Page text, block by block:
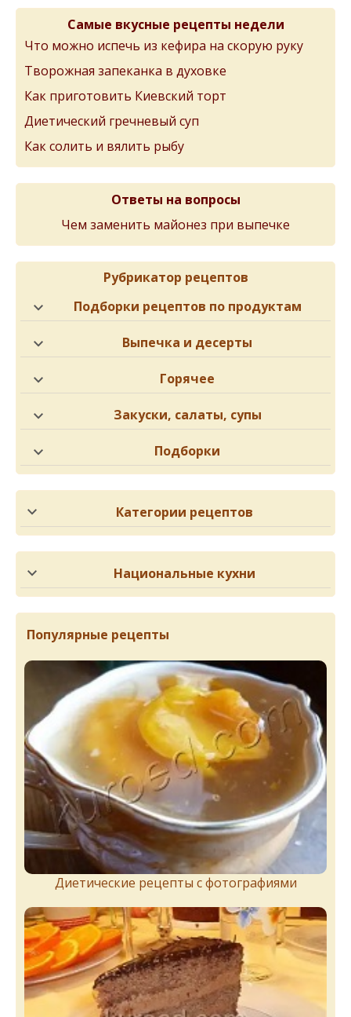
Самые вкусные рецепты недели
Что можно испечь из кефира на скорую руку
Творожная запеканка в духовке
Как приготовить Киевский торт
Диетический гречневый суп
Как солить и вялить рыбу
Ответы на вопросы
Чем заменить майонез при выпечке
Рубрикатор рецептов
Подборки рецептов по продуктам
Выпечка и десерты
Горячее
Закуски, салаты, супы
Подборки
Категории рецептов
Национальные кухни
Популярные рецепты
Диетические рецепты с фотографиями